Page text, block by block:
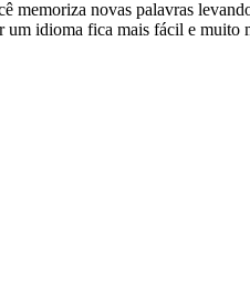
memoriza novas palavras
idioma fica mais fácil e muito